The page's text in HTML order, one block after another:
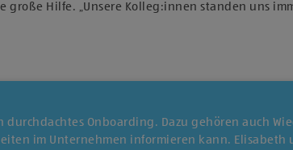
große Hilfe. „Unsere Kolleg:innen standen uns
durchdachtes Onboarding. Dazu gehören auch
im Unternehmen informieren kann.